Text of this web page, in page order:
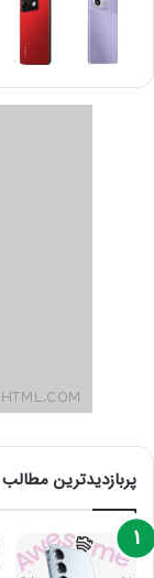
پربازدیدترین مطالب